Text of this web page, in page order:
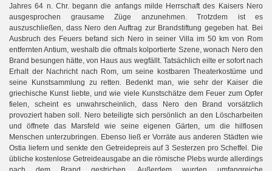
Jahres 64 n. Chr. begann die anfangs milde Herrschaft des Kaisers Nero
ausgesprochen grausame Züge anzunehmen. Trotzdem ist es
auszuschließen, dass Nero den Auftrag zur Brandstiftung gegeben hat. Bei
Ausbruch des Feuers befand sich Nero in seiner Villa im 50 km von Rom
entfernten Antium, weshalb die oftmals kolportierte Szene, wonach Nero den
Brand besungen hätte, von Haus aus wegfällt. Tatsächlich eilte er sofort nach
Erhalt der Nachricht nach Rom, um seine kostbaren Theaterkostüme und
seine Kunstsammlung zu retten. Bedenkt man, wie sehr der Kaiser die
griechische Kunst liebte, und wie viele Kunstschätze dem Feuer zum Opfer
fielen, scheint es unwahrscheinlich, dass Nero den Brand vorsätzlich
provoziert haben soll. Nero beteiligte sich persönlich an den Löscharbeiten
und öffnete das Marsfeld wie seine eigenen Gärten, um die hilflosen
Menschen unterzubringen. Ebenso ließ er Vorräte aus anderen Städten wie
Ostia liefern und senkte den Getreidepreis auf 3 Sesterzen pro Scheffel. Die
übliche kostenlose Getreideausgabe an die römische Plebs wurde allerdings